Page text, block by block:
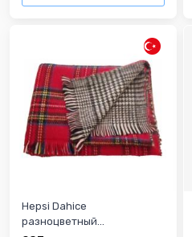
Hepsi Dahice
разноцветный...